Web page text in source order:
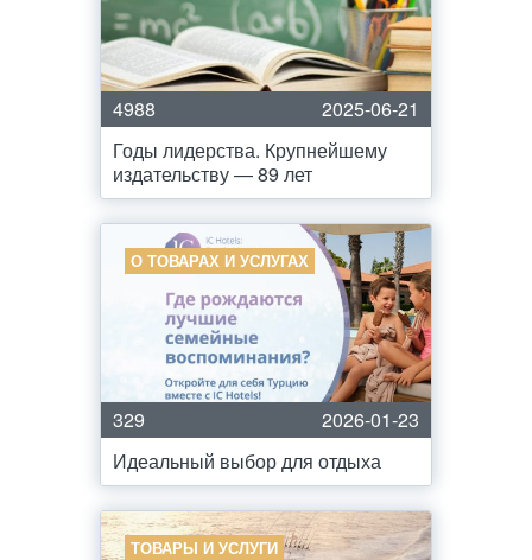
4988
2025-06-21
Годы лидерства. Крупнейшему
издательству — 89 лет
О ТОВАРАХ И УСЛУГАХ
329
2026-01-23
Идеальный выбор для отдыха
ТОВАРЫ И УСЛУГИ